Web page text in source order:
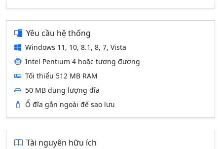
Yêu cầu hệ thống
Windows 11, 10, 8.1, 8, 7, Vista
Intel Pentium 4 hoặc tương đương
Tối thiểu 512 MB RAM
50 MB dung lượng đĩa
Ổ đĩa gắn ngoài để sao lưu
Tài nguyên hữu ích